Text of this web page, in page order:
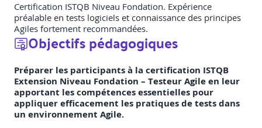
Certification ISTQB Niveau Fondation. Expérience
préalable en tests logiciels et connaissance des principes
Agiles fortement recommandées.
Objectifs pédagogiques
Préparer les participants à la certification ISTQB
Extension Niveau Fondation – Testeur Agile en leur
apportant les compétences essentielles pour
appliquer efficacement les pratiques de tests dans
un environnement Agile.